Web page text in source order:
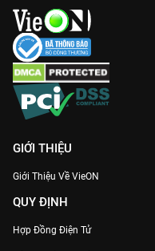
GIỚI THIỆU
Giới Thiệu Về VieON
QUY ĐỊNH
Hợp Đồng Điện Tử